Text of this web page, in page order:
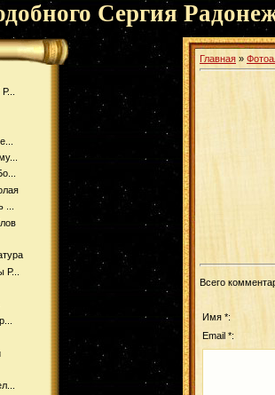
Сергия
Главная »
Всего
Имя *:
Email *: